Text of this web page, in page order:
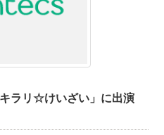
ラリ☆けいざい」に出演